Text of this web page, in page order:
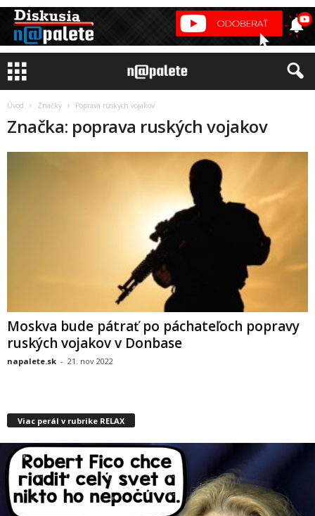
Úvod Značky Poprava ruských vojakov
Značka: poprava ruských vojakov
Moskva bude pátrať po páchateľoch popravy
ruských vojakov v Donbase
napalete.sk - 21. nov 2022
Viac perál v rubrike RELAX